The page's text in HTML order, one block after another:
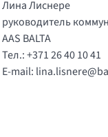
Лина Лиснере
руководитель
AAS BALTA
Тел.: +371 26 40 10 41
E-mail: